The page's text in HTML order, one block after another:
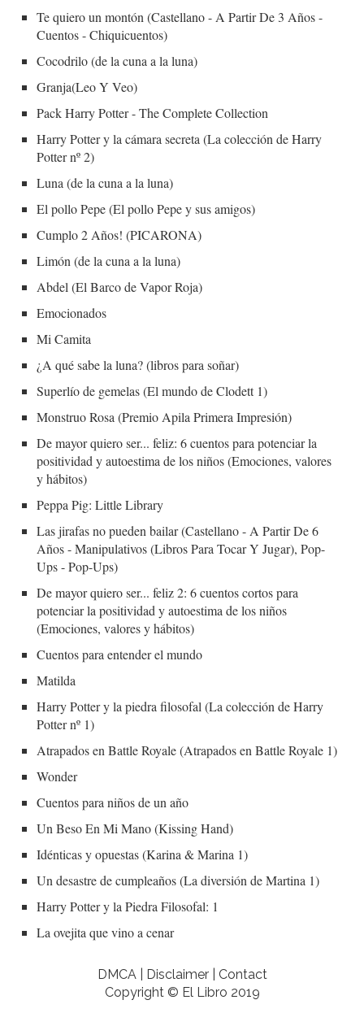
Te quiero un montón (Castellano - A Partir De 3 Años -
Cuentos - Chiquicuentos)
Cocodrilo (de la cuna a la luna)
Granja(Leo Y Veo)
Pack Harry Potter - The Complete Collection
Harry Potter y la cámara secreta (La colección de Harry
Potter nº 2)
Luna (de la cuna a la luna)
El pollo Pepe (El pollo Pepe y sus amigos)
Cumplo 2 Años! (PICARONA)
Limón (de la cuna a la luna)
Abdel (El Barco de Vapor Roja)
Emocionados
Mi Camita
¿A qué sabe la luna? (libros para soñar)
Superlío de gemelas (El mundo de Clodett 1)
Monstruo Rosa (Premio Apila Primera Impresión)
De mayor quiero ser... feliz: 6 cuentos para potenciar la
positividad y autoestima de los niños (Emociones, valores
y hábitos)
Peppa Pig: Little Library
Las jirafas no pueden bailar (Castellano - A Partir De 6
Años - Manipulativos (Libros Para Tocar Y Jugar), Pop-
Ups - Pop-Ups)
De mayor quiero ser... feliz 2: 6 cuentos cortos para
potenciar la positividad y autoestima de los niños
(Emociones, valores y hábitos)
Cuentos para entender el mundo
Matilda
Harry Potter y la piedra filosofal (La colección de Harry
Potter nº 1)
Atrapados en Battle Royale (Atrapados en Battle Royale 1)
Wonder
Cuentos para niños de un año
Un Beso En Mi Mano (Kissing Hand)
Idénticas y opuestas (Karina & Marina 1)
Un desastre de cumpleaños (La diversión de Martina 1)
Harry Potter y la Piedra Filosofal: 1
La ovejita que vino a cenar
DMCA | Disclaimer | Contact
Copyright © El Libro 2019